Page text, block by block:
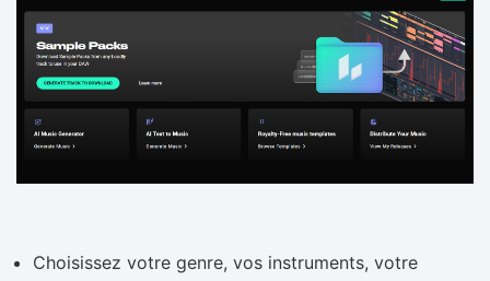
Choisissez votre genre, vos instruments, votre